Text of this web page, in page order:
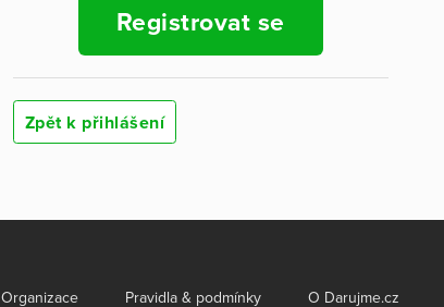
Registrovat se
Zpět k přihlášení
Organizace Pravidla & podmínky O Darujme.cz